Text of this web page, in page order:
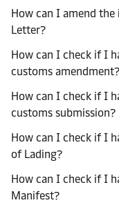
How can I amend
Letter?
How can I check if I
customs amendment?
How can I check if I
customs submission?
How can I check if I
of Lading?
How can I check if I
Manifest?